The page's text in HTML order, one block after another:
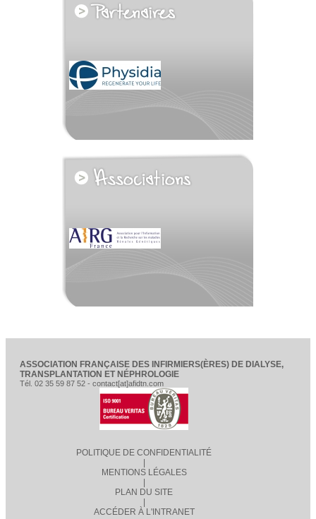
voir tous les partenaires
ASSOCIATION FRANÇAISE DES INFIRMIERS(ÈRES) DE DIALYSE,
TRANSPLANTATION ET NÉPHROLOGIE
Tél. 02 35 59 87 52 - contact[at]afidtn.com
POLITIQUE DE CONFIDENTIALITÉ
MENTIONS LÉGALES
PLAN DU SITE
ACCÉDER À L'INTRANET